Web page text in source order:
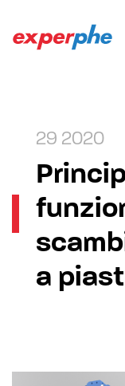
29 2020
a